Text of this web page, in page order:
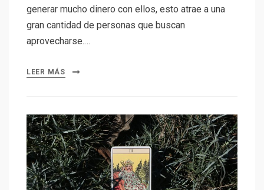
generar mucho dinero con ellos, esto atrae a una
gran cantidad de personas que buscan
aprovecharse.…
LEER MÁS